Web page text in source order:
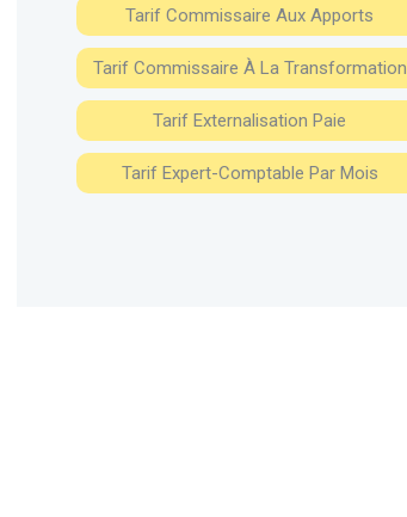
Tarif Commissaire Aux Apports
Tarif Commissaire À La Transformation
Tarif Externalisation Paie
Tarif Expert-Comptable Par Mois